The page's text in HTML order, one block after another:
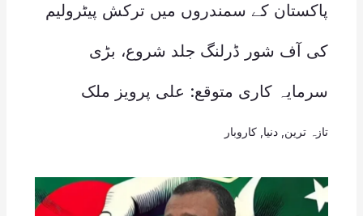
پاکستان کے سمندروں میں ترکش پیٹرولیم
کی آف شور ڈرلنگ جلد شروع، بڑی
سرمایہ کاری متوقع: علی پرویز ملک
تازہ ترین دنیا کاروبار